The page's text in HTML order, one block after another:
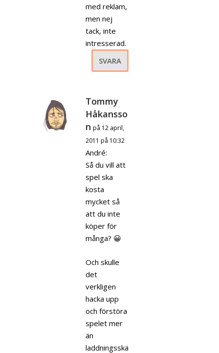
med reklam,
men nej
tack, inte
intresserad.
SVARA
Tommy
Håkansso
n på 12 april,
2011 på 10:32
André:
Så du vill att
spel ska
kosta
mycket så
att du inte
köper för
många? 😀
Och skulle
det
verkligen
hacka upp
och förstöra
spelet mer
än
laddningsskä